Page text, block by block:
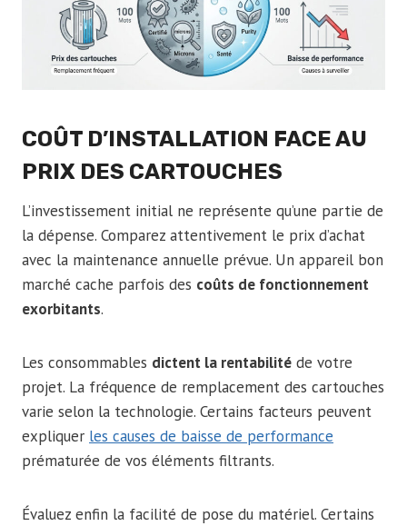
COÛT D’INSTALLATION FACE AU
PRIX DES CARTOUCHES
L’investissement initial ne représente qu’une partie de
la dépense. Comparez attentivement le prix d’achat
avec la maintenance annuelle prévue. Un appareil bon
marché cache parfois des coûts de fonctionnement
exorbitants.
Les consommables dictent la rentabilité de votre
projet. La fréquence de remplacement des cartouches
varie selon la technologie. Certains facteurs peuvent
expliquer les causes de baisse de performance
prématurée de vos éléments filtrants.
Évaluez enfin la facilité de pose du matériel. Certains